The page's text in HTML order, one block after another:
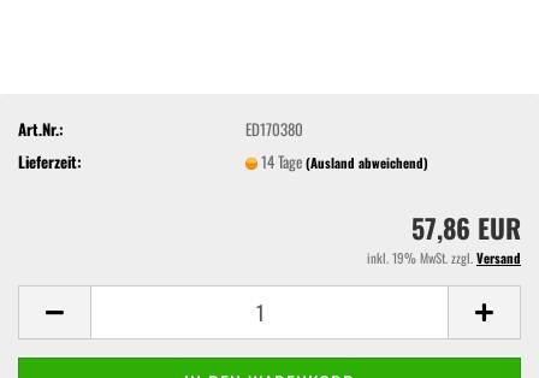
Art.Nr.:
ED170380
Lieferzeit:
14 Tage(Ausland abweichend)
57,86 EUR
inkl. 19% MwSt. zzgl.Versand